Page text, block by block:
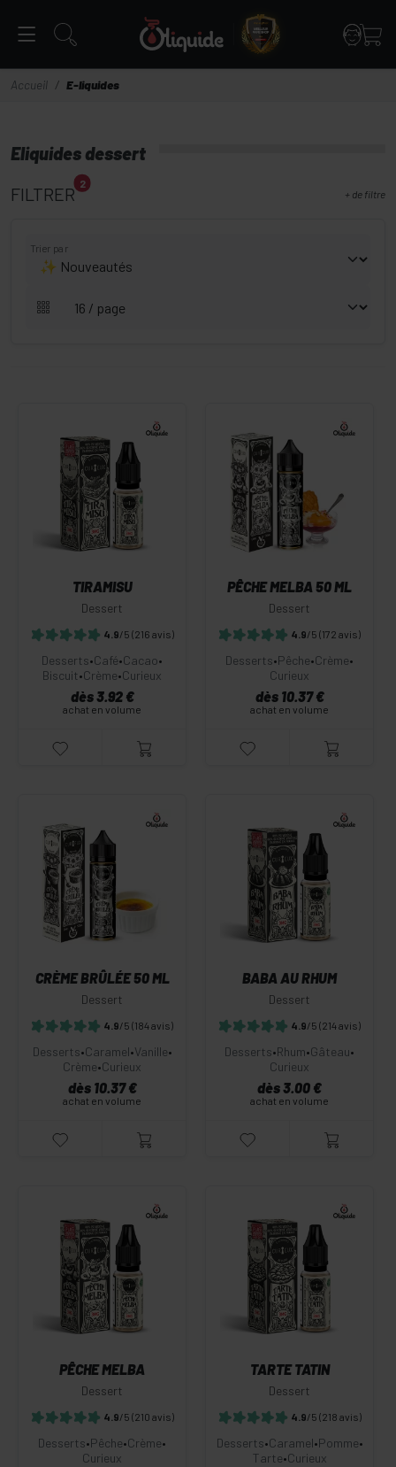
Accueil E-liquides
Eliquides dessert
FILTRER 2
+ de filtre
Trier par
TIRAMISU
Dessert
4.9/5 (216 avis)
Desserts•Café•Cacao•
Biscuit•Crème•Curieux
dès 3.92 €
achat en volume
PÊCHE MELBA 50 ML
Dessert
4.9/5 (172 avis)
Desserts•Pêche•Crème•
Curieux
dès 10.37 €
achat en volume
CRÈME BRÛLÉE 50 ML
Dessert
4.9/5 (184 avis)
Desserts•Caramel•Vanille•
Crème•Curieux
dès 10.37 €
achat en volume
BABA AU RHUM
Dessert
4.9/5 (214 avis)
Desserts•Rhum•Gâteau•
Curieux
dès 3.00 €
achat en volume
PÊCHE MELBA
Dessert
4.9/5 (210 avis)
Desserts•Pêche•Crème•
Curieux
TARTE TATIN
Dessert
4.9/5 (218 avis)
Desserts•Caramel•Pomme•
Tarte•Curieux